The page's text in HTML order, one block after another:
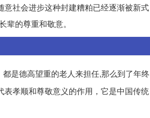
意社会进步这种封建糟粕已经逐渐被新式
的尊重和敬意。
是德高望重的老人来担任,那么到了年终
孝顺和尊敬意义的作用，它是中国传统